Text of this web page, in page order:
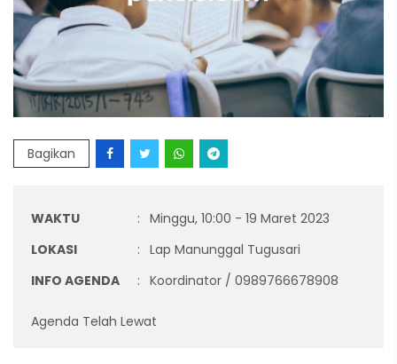
Bagikan
WAKTU : Minggu, 10:00 - 19 Maret 2023
LOKASI
: Lap Manunggal Tugusari
INFO AGENDA
: Koordinator / 0989766678908
Agenda Telah Lewat